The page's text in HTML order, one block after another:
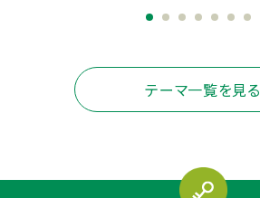
テーマ一覧を見る